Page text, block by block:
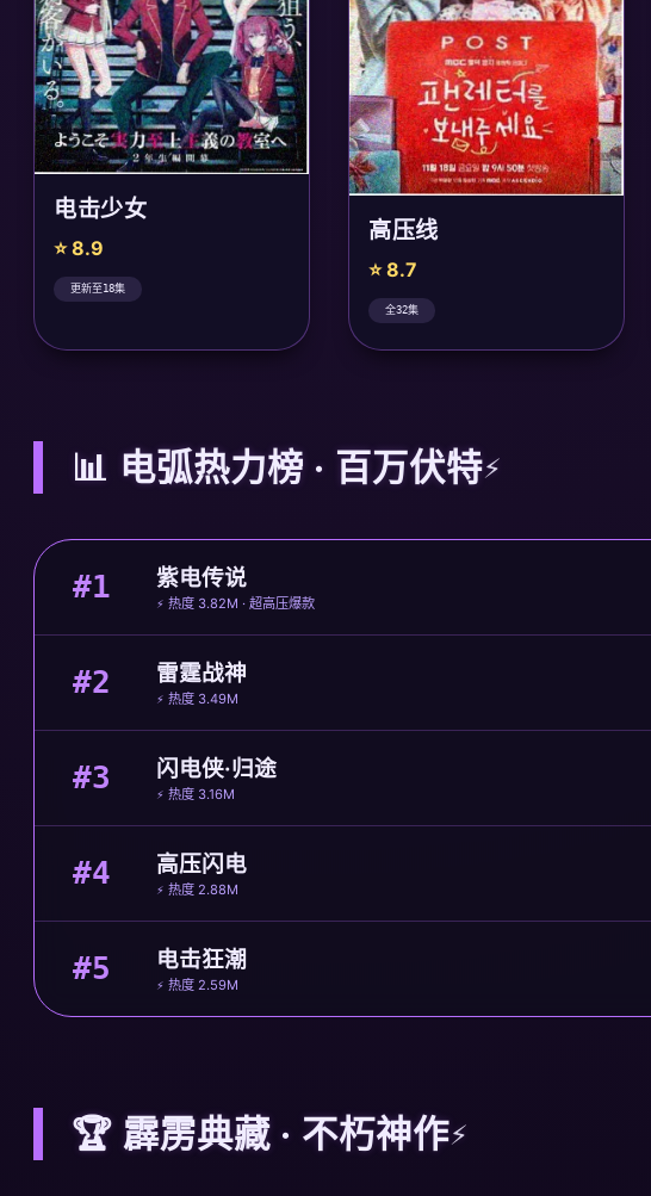
电击少女
⭐ 8.9
更新至18集
高压线
⭐ 8.7
全32集
📊 电弧热力榜 · 百万伏特
#1 紫电传说
⚡ 热度 3.82M · 超高压爆款
#2 雷霆战神
⚡ 热度 3.49M
#3 闪电侠·归途
⚡ 热度 3.16M
#4 高压闪电
⚡ 热度 2.88M
#5 电击狂潮
⚡ 热度 2.59M
🏆 霹雳典藏 · 不朽神作